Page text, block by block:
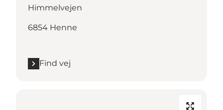
Himmelvejen
6854 Henne
Find vej